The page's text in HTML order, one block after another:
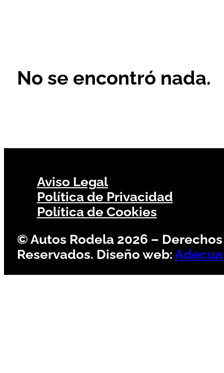
No se encontró nada.
Aviso Legal
Política de Privacidad
Política de Cookies
© Autos Rodela 2026 – Derechos
Reservados. Diseño web: Adecua